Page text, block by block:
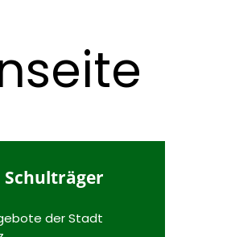
Schulträger
der Stadt